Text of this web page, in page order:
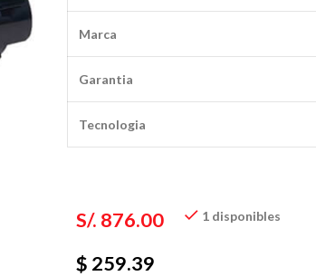
Marca
Garantia
Tecnologia
S/. 876.00
$ 259.39
1 disponibles